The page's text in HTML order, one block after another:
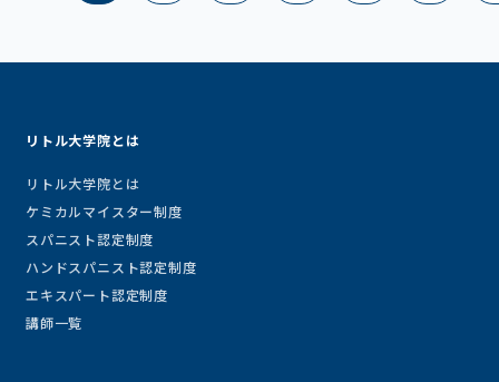
リトル大学院とは
リトル大学院とは
ケミカルマイスター制度
スパニスト認定制度
ハンドスパニスト認定制度
エキスパート認定制度
講師一覧